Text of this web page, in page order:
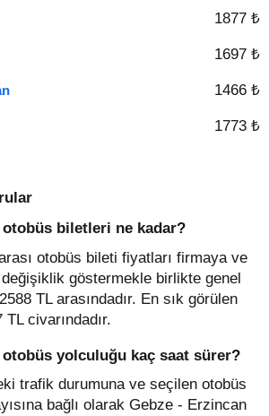
1877 ₺
1697 ₺
1466 ₺
1773 ₺
biletleri ne kadar?
otobüs bileti fiyatları firmaya ve
göstermekle birlikte genel
TL arasındadır. En sık görülen
civarındadır.
yolculuğu kaç saat sürer?
trafik durumuna ve seçilen otobüs
bağlı olarak Gebze - Erzincan